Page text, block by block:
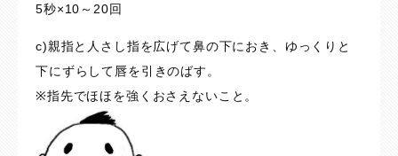
5秒×10～20回
c)親指と人さし指を広げて鼻の下におき、ゆっくりと
下にずらして唇を引きのばす。
※指先でほほを強くおさえないこと。